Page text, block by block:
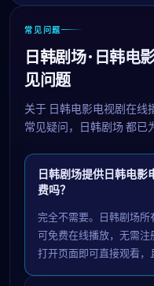
常见问题
日韩剧场 · 日韩电
见问题
关于 日韩电影电视剧在线
常见疑问，
日韩剧场 都已
日韩剧场提供日韩电影
费吗？
完全不需要。日韩剧场
可免费在线播放，无需注
打开页面即可直接观看，